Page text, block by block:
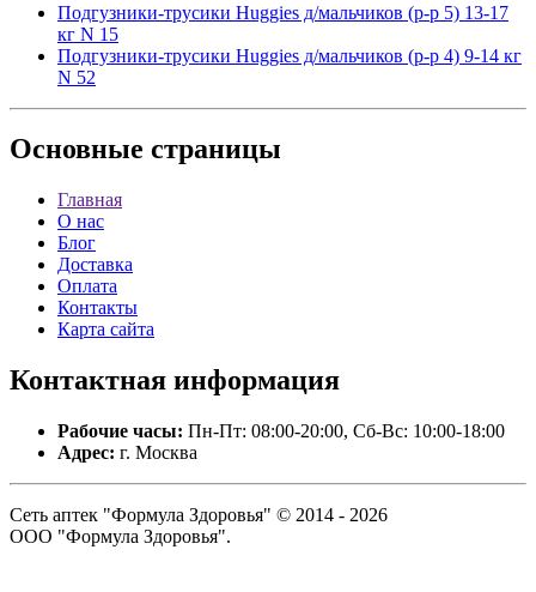
Подгузники-трусики Huggies д/мальчиков (р-р 5) 13-17
кг N 15
Подгузники-трусики Huggies д/мальчиков (р-р 4) 9-14 кг
N 52
Основные страницы
Главная
О нас
Блог
Доставка
Оплата
Контакты
Карта сайта
Контактная информация
Рабочие часы: Пн-Пт: 08:00-20:00, Сб-Вс: 10:00-18:00
Адрес: г. Москва
Сеть аптек "Формула Здоровья" © 2014 - 2026
ООО "Формула Здоровья".